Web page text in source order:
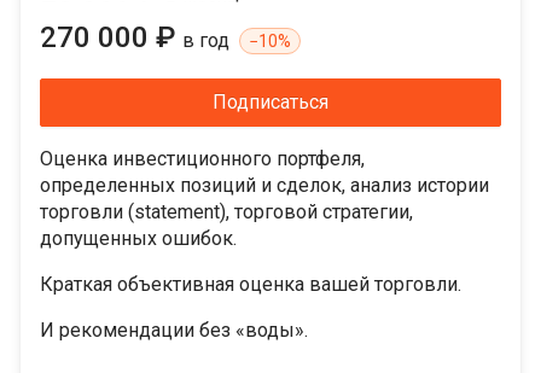
270 000 ₽ в год −10%
Подписаться
Оценка инвестиционного портфеля,
определенных позиций и сделок, анализ истории
торговли (statement), торговой стратегии,
допущенных ошибок.
Краткая объективная оценка вашей торговли.
И рекомендации без «воды».